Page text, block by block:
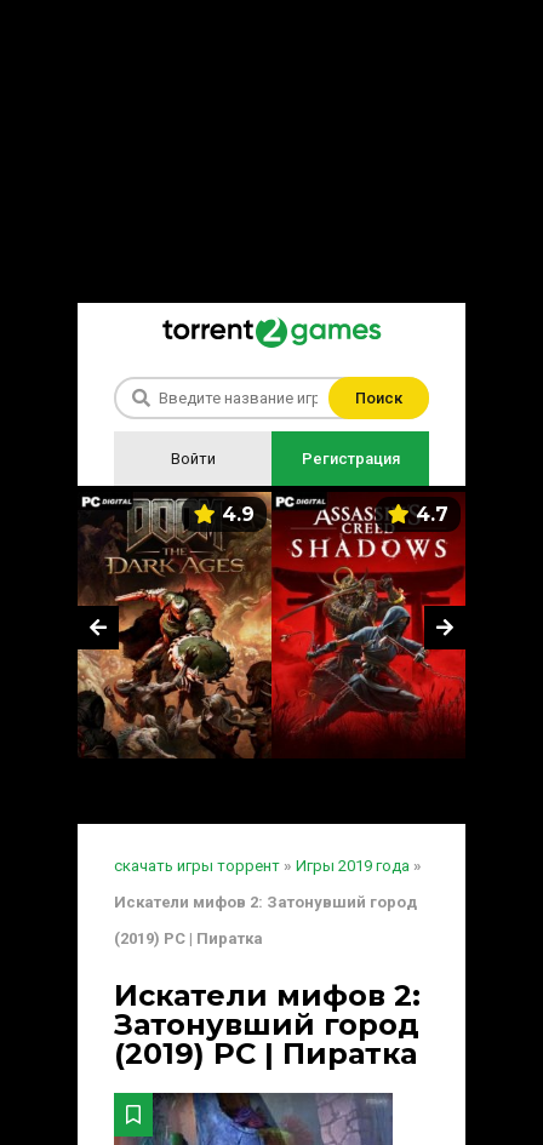
Поиск
Войти Регистрация
4.9 4.7
скачать игры торрент » Игры 2019 года »
Искатели мифов 2: Затонувший город
(2019) PC | Пиратка
Искатели мифов 2:
Затонувший город
(2019) PC | Пиратка